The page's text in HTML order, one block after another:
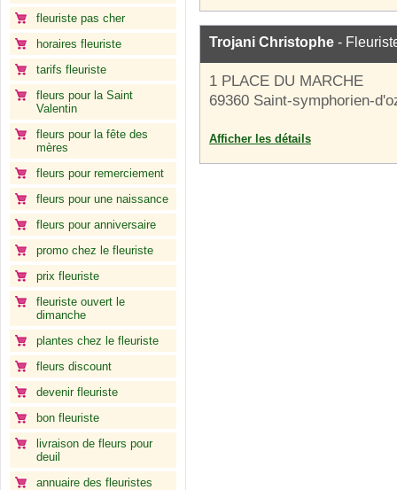
fleuriste pas cher
horaires fleuriste
tarifs fleuriste
fleurs pour la Saint
Valentin
fleurs pour la fête des
mères
fleurs pour remerciement
fleurs pour une naissance
fleurs pour anniversaire
promo chez le fleuriste
prix fleuriste
fleuriste ouvert le
dimanche
plantes chez le fleuriste
fleurs discount
devenir fleuriste
bon fleuriste
livraison de fleurs pour
deuil
annuaire des fleuristes
Trojani Christophe -
1 PLACE DU MARCHE
69360 Saint-symphorien-
Afficher les détails